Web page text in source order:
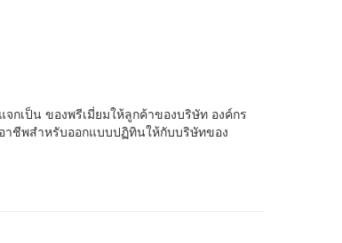
เป็น ของพรีเมี่ยมให้ลูกค้าของบริษัท องค์กร
าชีพสำหรับออกแบบปฏิทินให้กับบริษัทของ